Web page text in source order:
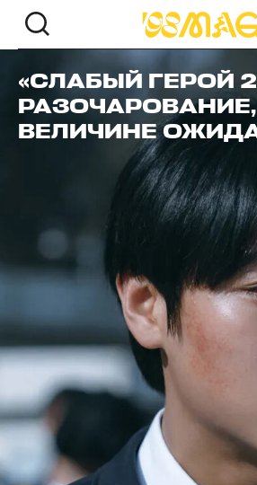
«СЛАБЫЙ ГЕРОЙ
ВЕЛИЧИНЕ